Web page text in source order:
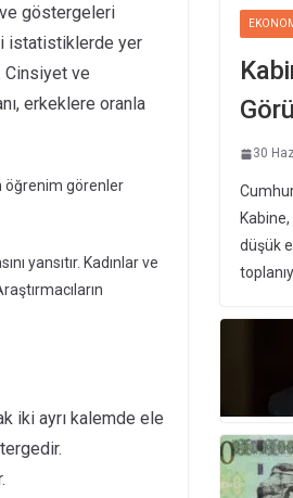
ve göstergeleri
istatistiklerde yer
Cinsiyet ve
erkeklere oranla
öğrenim görenler
yansıtır. Kadınlar ve
iki ayrı kalemde ele
30
düşük